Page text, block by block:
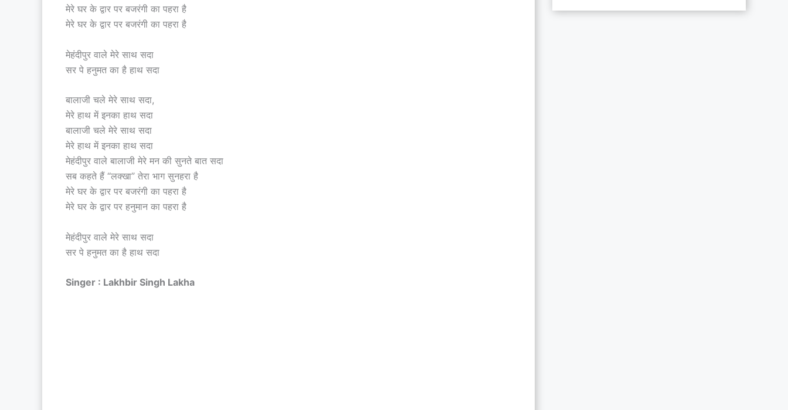
मेरे घर के द्वार पर बजरंगी का पहरा है
मेरे घर के द्वार पर बजरंगी का पहरा है
मेहंदीपुर वाले मेरे साथ सदा
सर पे हनुमत का है हाथ सदा
बालाजी चले मेरे साथ सदा,
मेरे हाथ में इनका हाथ सदा
बालाजी चले मेरे साथ सदा
मेरे हाथ में इनका हाथ सदा
मेहंदीपुर वाले बालाजी मेरे मन की सुनते बात सदा
सब कहते हैं “लक्खा” तेरा भाग सुनहरा है
मेरे घर के द्वार पर बजरंगी का पहरा है
मेरे घर के द्वार पर हनुमान का पहरा है
मेहंदीपुर वाले मेरे साथ सदा
सर पे हनुमत का है हाथ सदा
Singer : Lakhbir Singh Lakha